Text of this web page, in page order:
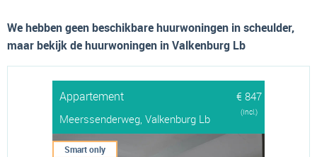
We hebben geen beschikbare huurwoningen in scheulder,
maar bekijk de huurwoningen in Valkenburg Lb
Appartement
€ 847
Meerssenderweg, Valkenburg Lb
(Incl.)
Smart only